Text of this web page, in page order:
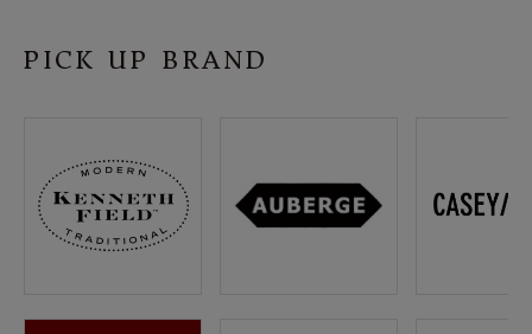
お問い合わせ
OFFICIAL WEB SITE
PICK UP BRAND